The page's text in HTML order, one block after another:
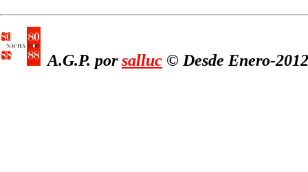
A.G.P. porsalluc © Desde Enero-